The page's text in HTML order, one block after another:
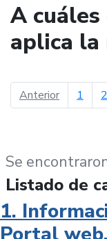
A
aplica la
Anteriorpágina
1 2
Se
Listado de
1.